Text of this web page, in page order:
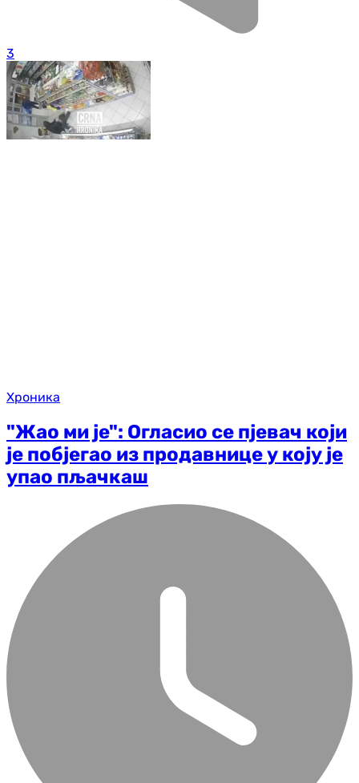
3
Хроника
"Жао ми је": Огласио се пјевач који
је побјегао из продавнице у коју је
упао пљачкаш